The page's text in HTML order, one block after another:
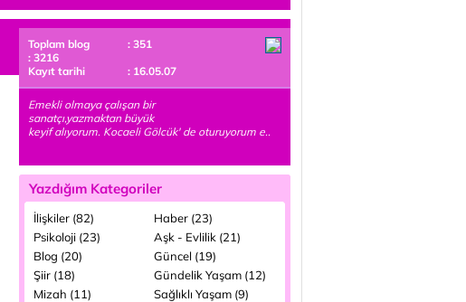
Toplam blog
: 351
: 3216
Kayıt tarihi
: 16.05.07
Emekli olmaya çalışan bir
sanatçı,yazmaktan büyük
keyif alıyorum. Kocaeli Gölcük' de oturuyorum e..
Yazdığım Kategoriler
İlişkiler (82)
Haber (23)
Psikoloji (23)
Aşk - Evlilik (21)
Blog (20)
Güncel (19)
Şiir (18)
Gündelik Yaşam (12)
Mizah (11)
Sağlıklı Yaşam (9)